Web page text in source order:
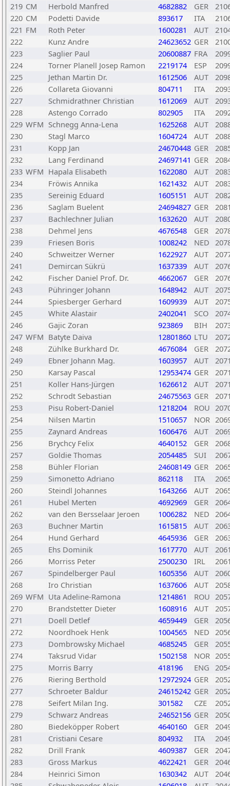
219 CM Herbold Manfred 4682882 GER
220 CM Podetti Davide 893617 ITA
221 FM Roth Peter 1600281 AUT
222
Kunz Andre 24623652 GER
223
Saglier Paul 20600887 FRA
224
Torner Planell Josep Ramon 2219174 ESP
225
Jethan Martin Dr. 1612506 AUT
226
Collareta Giovanni 804711 ITA
227
Schmidrathner Christian 1612069 AUT
228
Astengo Corrado 802905 ITA
229 WFM Schnegg Anna-Lena 1625268 AUT
230
Stagl Marco 1604724 AUT
231
Kopp Jan 24670448 GER
232
Lang Ferdinand 24697141 GER
233 WFM Hapala Elisabeth 1622080 AUT
234
Fröwis Annika 1621432 AUT
235
Sereinig Eduard 1605151 AUT
236
Saglam Buelent 24694827 GER
237
Bachlechner Julian 1632620 AUT
238
Dehmel Jens 4676548 GER
239
Friesen Boris 1008242 NED
240
Schweitzer Werner 1622927 AUT
241
Demircan Sükrü 1637339 AUT
242
Fischer Daniel Prof. Dr. 4662067 GER
243
Pühringer Johann 1648942 AUT
244
Spiesberger Gerhard 1609939 AUT
245
White Alastair 2402041 SCO
246
Gajic Zoran 923869 BIH
247 WFM Batyte Daiva 12801860 LTU
248
Zühlke Burkhard Dr. 4676084 GER
249
Ebner Johann Mag. 1603957 AUT
250
Karsay Pascal 12953474 GER
251
Koller Hans-Jürgen 1626612 AUT
252
Schrodt Sebastian 24675563 GER
253
Pisu Robert-Daniel 1218204 ROU
254
Nilsen Martin 1510657 NOR
255
Zaynard Andreas 1606476 AUT
256
Brychcy Felix 4640152 GER
257
Goldie Thomas 2054485 SUI
258
Bühler Florian 24608149 GER
259
Simonetto Adriano 862118 ITA
260
Steindl Johannes 1643266 AUT
261
Hubel Merten 4692969 GER
262
van den Bersselaar Jeroen 1006282 NED
263
Buchner Martin 1615815 AUT
264
Hund Gerhard 4645936 GER
265
Ehs Dominik 1617770 AUT
266
Morriss Peter 2500230 IRL
267
Spindelberger Paul 1605356 AUT
268
Iro Christian 1637606 AUT
269 WFM Uta Adeline-Ramona 1214861 ROU
270
Brandstetter Dieter 1608916 AUT
271
Doell Detlef 4659449 GER
272
Noordhoek Henk 1004565 NED
273
Dombrowsky Michael 4685245 GER
274
Taksrud Vidar 1502158 NOR
275
Morris Barry 418196 ENG
276
Riering Berthold 12972924 GER
277
Schroeter Baldur 24615242 GER
278
Seifert Milan Ing. 301582 CZE
279
Schwarz Andreas 24652156 GER
280
Biedeköpper Robert 4640160 GER
281
Cristiani Cesare 804932 ITA
282
Drill Frank 4609387 GER
283
Gross Markus 4622421 GER
284
Heinrici Simon 1630342 AUT